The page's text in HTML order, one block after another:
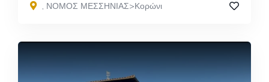
, ΝΟΜΟΣ ΜΕΣΣΗΝΙΑΣ>Κορώνι